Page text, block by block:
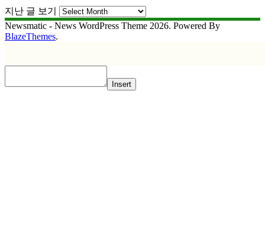
지난 글 보기
Newsmatic - News WordPress Theme 2026. Powered By
BlazeThemes.
Insert